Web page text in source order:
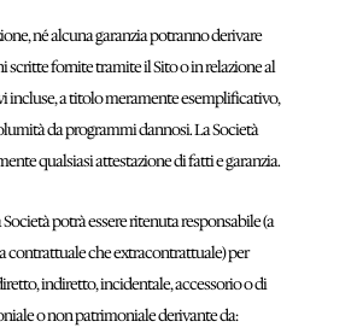
né alcuna garanzia potranno derivare
scritte fornite tramite il Sito o in relazione al
incluse, a titolo meramente esemplificativo,
da programmi dannosi. La Società
qualsiasi attestazione di fatti e garanzia.
Società potrà essere ritenuta responsabile (a
contrattuale che extracontrattuale) per
indiretto, incidentale, accessorio o di
o non patrimoniale derivante da: